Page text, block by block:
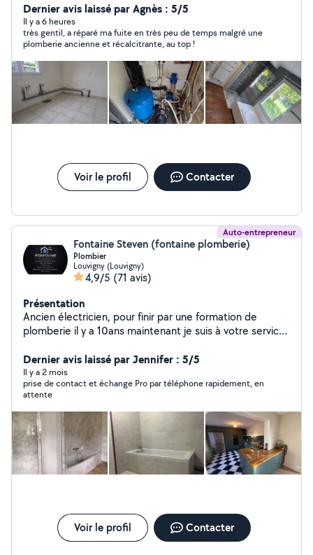
Services : Dépannage urgent (fuites, débouchage).
Installation/Remplacement de sanitaires (WC, douches,
robinetterie). Maintenance et réparation des ballon
d'eau chaude Travail soigné et devis transparent avant
toute intervention. Contactez-moi pour un service fiable
Dernier avis laissé par Agnès : 5/5
Il y a 6 heures
très gentil, a réparé ma fuite en très peu de temps malgré une
plomberie ancienne et récalcitrante, au top !
Voir le profil Contacter
Auto-entrepreneur
Fontaine Steven (fontaine plomberie)
Plombier
Louvigny (Louvigny)
4,9/5 (71 avis)
Présentation
Ancien électricien, pour finir par une formation de
plomberie il y a 10ans maintenant je suis à votre services
même ma maison.
Dernier avis laissé par Jennifer : 5/5
Il y a 2 mois
prise de contact et échange Pro par téléphone rapidement, en
attente
Voir le profil Contacter